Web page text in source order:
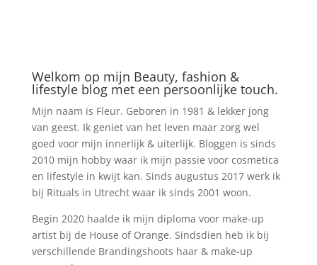
Welkom op mijn Beauty, fashion &
lifestyle blog met een persoonlijke touch.
Mijn naam is Fleur. Geboren in 1981 & lekker jong
van geest. Ik geniet van het leven maar zorg wel
goed voor mijn innerlijk & uiterlijk. Bloggen is sinds
2010 mijn hobby waar ik mijn passie voor cosmetica
en lifestyle in kwijt kan. Sinds augustus 2017 werk ik
bij Rituals in Utrecht waar ik sinds 2001 woon.
Begin 2020 haalde ik mijn diploma voor make-up
artist bij de House of Orange. Sindsdien heb ik bij
verschillende Brandingshoots haar & make-up